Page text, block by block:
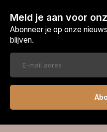
Meld je aan voor
Abonneer je op onze
blijven.